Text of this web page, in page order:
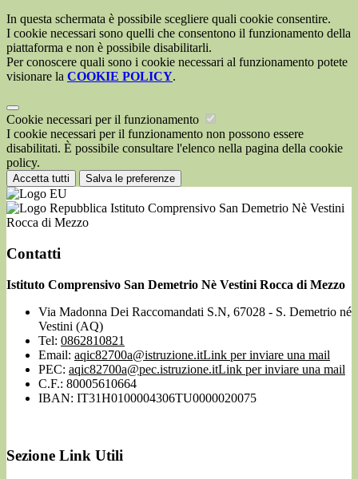
In questa schermata è possibile scegliere quali cookie consentire.
I cookie necessari sono quelli che consentono il funzionamento della
piattaforma e non è possibile disabilitarli.
Per conoscere quali sono i cookie necessari al funzionamento potete
visionare la COOKIE POLICY.
Cookie necessari per il funzionamento
I cookie necessari per il funzionamento non possono essere
disabilitati. È possibile consultare l'elenco nella pagina della cookie
policy.
Accetta tutti Salva le preferenze
Istituto Comprensivo San Demetrio Nè Vestini
Rocca di Mezzo
Contatti
Istituto Comprensivo San Demetrio Nè Vestini Rocca di Mezzo
Via Madonna Dei Raccomandati S.N, 67028 - S. Demetrio né
Vestini (AQ)
Tel: 0862810821
Email: aqic82700a@istruzione.itLink per inviare una mail
PEC: aqic82700a@pec.istruzione.itLink per inviare una mail
C.F.: 80005610664
IBAN: IT31H0100004306TU0000020075
Sezione Link Utili